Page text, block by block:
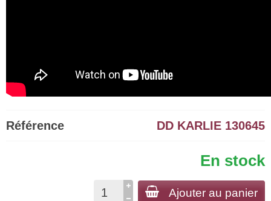
Référence DD KARLIE 130645
En stock
Ajouter au panier